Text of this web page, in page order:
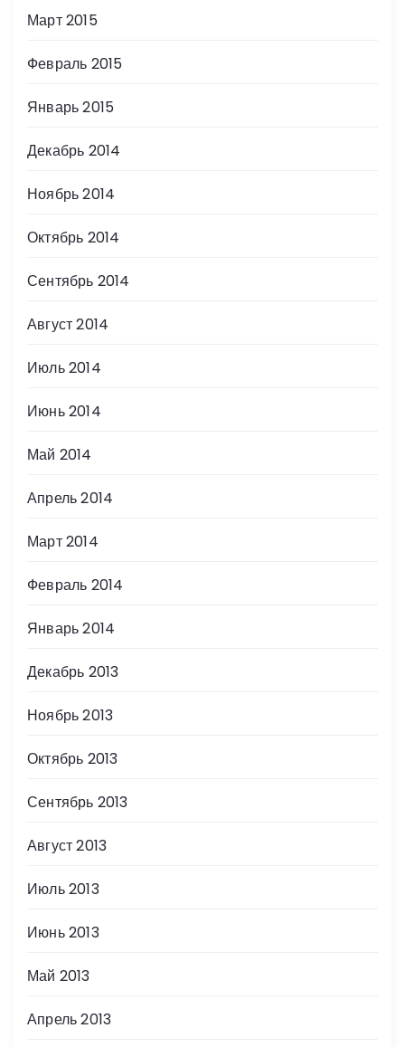
Март 2015
Февраль 2015
Январь 2015
Декабрь 2014
Ноябрь 2014
Октябрь 2014
Сентябрь 2014
Август 2014
Июль 2014
Июнь 2014
Май 2014
Апрель 2014
Март 2014
Февраль 2014
Январь 2014
Декабрь 2013
Ноябрь 2013
Октябрь 2013
Сентябрь 2013
Август 2013
Июль 2013
Июнь 2013
Май 2013
Апрель 2013